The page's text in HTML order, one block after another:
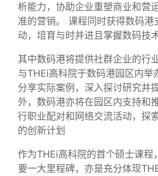
析能力，协助企业重塑商业和营
准的营销。 课程同时获得数码港
动，培育与时并进且掌握数码技
其中数码港将提供社群企业的行
与THEi高科院于数码港园区内举
分享实际案例，深入探讨研究并
外，数码港亦将在园区内支持和
行职业配对和网络交流活动，探
的创新计划
作为THEi高科院的首个硕士课程
要一大里程碑，亦是充分体现